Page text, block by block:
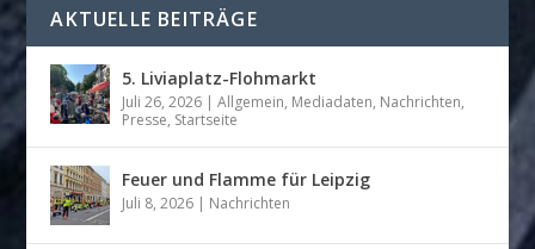
AKTUELLE BEITRÄGE
5. Liviaplatz-Flohmarkt
Juli 26, 2026 |Allgemein, Mediadaten, Nachrichten,
Presse, Startseite
Feuer und Flamme für Leipzig
Juli 8, 2026 | Nachrichten